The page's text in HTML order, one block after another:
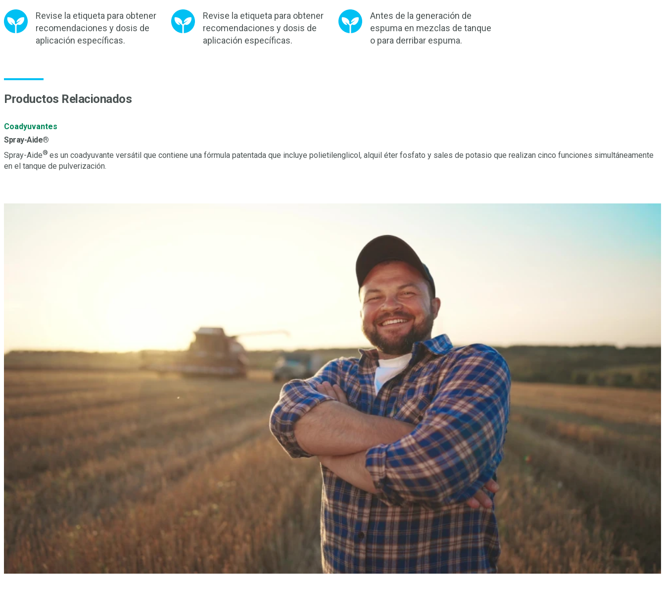
Revise la etiqueta para obtener
recomendaciones y dosis de
aplicación específicas.
Revise la etiqueta para obtener
recomendaciones y dosis de
aplicación específicas.
Antes de la generación de
espuma en mezclas de tanque
o para derribar espuma.
Productos Relacionados
Coadyuvantes
Spray-Aide®
Spray-Aide® es un coadyuvante versátil que contiene una fórmula patentada que incluye polietilenglicol, alquil éter fosfato y sales de potasio que realizan cinco funciones simultáneamente
en el tanque de pulverización.